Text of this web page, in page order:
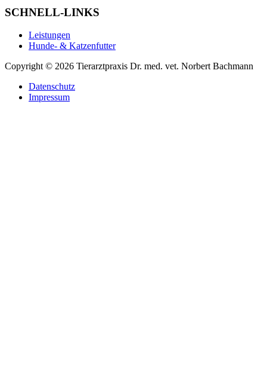
SCHNELL-LINKS
Leistungen
Hunde- & Katzenfutter
Copyright © 2026 Tierarztpraxis Dr. med. vet. Norbert Bachmann
Datenschutz
Impressum